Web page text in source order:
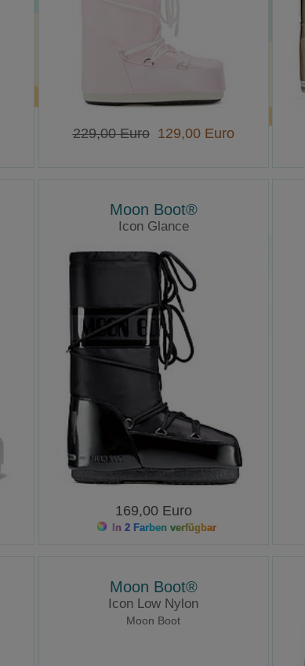
229,00 Euro129,00 Euro
Moon Boot®
Icon Glance
169,00 Euro
In 2 Farben verfügbar
Moon Boot®
Icon Low Nylon
Moon Boot